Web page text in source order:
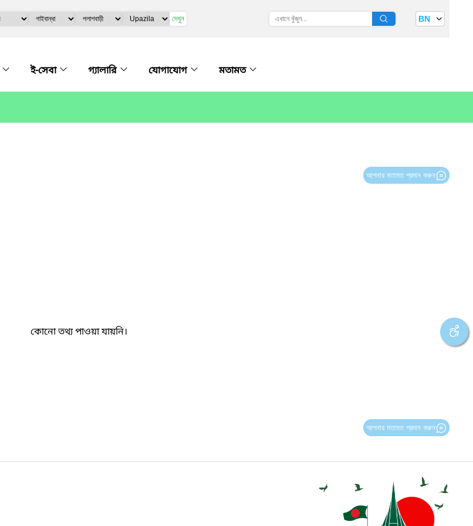
দেখুন BN
ই-সেবা গ্যালারি যোগাযোগ মতামত
আপনার মতামত প্রদান করুন
কোনো তথ্য পাওয়া যায়নি।
আপনার মতামত প্রদান করুন